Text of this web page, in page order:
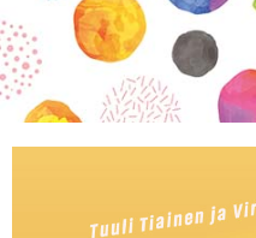
Salasana
Unohtuiko salasana?